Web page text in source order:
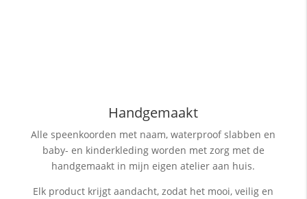
Handgemaakt
Alle speenkoorden met naam, waterproof slabbenen
baby- en kinderkleding worden met zorg met de
handgemaakt in mijn eigen atelier aan huis.
Elk product krijgt aandacht, zodat het mooi, veilig en